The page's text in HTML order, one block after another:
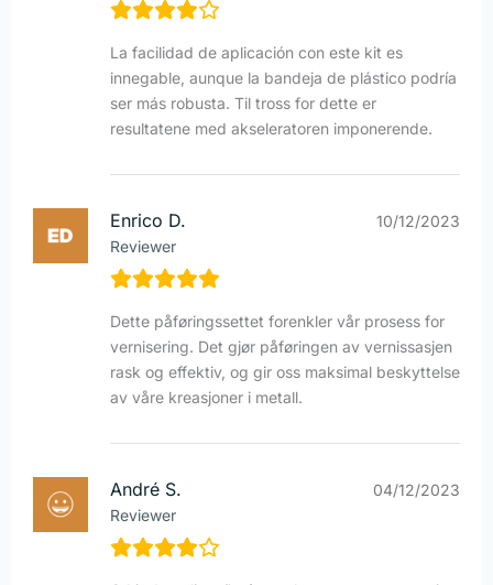
La facilidad de aplicación con este kit es
innegable, aunque la bandeja de plástico podría
ser más robusta. Til tross for dette er
resultatene med akseleratoren imponerende.
Enrico D.
Reviewer
10/12/2023
Dette påføringssettet forenkler vår prosess for
vernisering. Det gjør påføringen av vernissasjen
rask og effektiv, og gir oss maksimal beskyttelse
av våre kreasjoner i metall.
André S.
Reviewer
04/12/2023